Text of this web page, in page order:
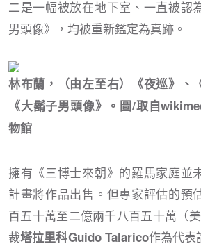
二是一幅被放在地下室、一直被認
男頭像》，均被重新鑑定為真跡。
林布蘭，（由左至右）《夜巡》、
《大鬍子男頭像》。圖/取自
物館
擁有《三博士來朝》的羅馬家庭並
計畫將作品出售。但專家評估的預
百五十萬至二億兩千八百五十萬（
裁塔拉里科Guido Talarico作為代表